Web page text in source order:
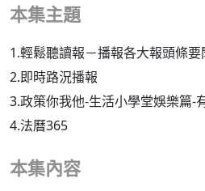
本集主題
1.輕鬆聽讀報－播報各大報頭條要
2.即時路況播報
3.政策你我他-生活小學堂娛樂篇-
4.法曆365
本集內容